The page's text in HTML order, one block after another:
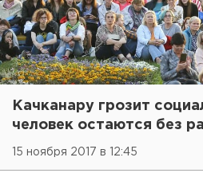
Качканару грозит
человек остаются без
15 ноября 2017 в 12:45